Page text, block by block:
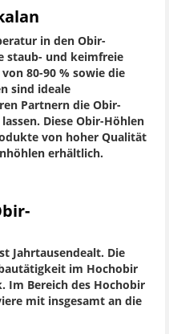
in den Obir-
staub- und keimfreie
80-90 % sowie die
sind ideale
Partnern die Obir-
Diese Obir-Höhlen
von hoher Qualität
erhältlich.
Jahrtausendealt. Die
im Hochobir
Im Bereich des Hochobir
mit insgesamt an die